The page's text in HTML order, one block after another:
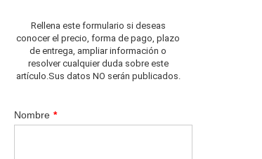
Rellena este formulario si deseas
conocer el precio, forma de pago, plazo
de entrega, ampliar información o
resolver cualquier duda sobre este
artículo.Sus datos NO serán publicados.
Nombre *